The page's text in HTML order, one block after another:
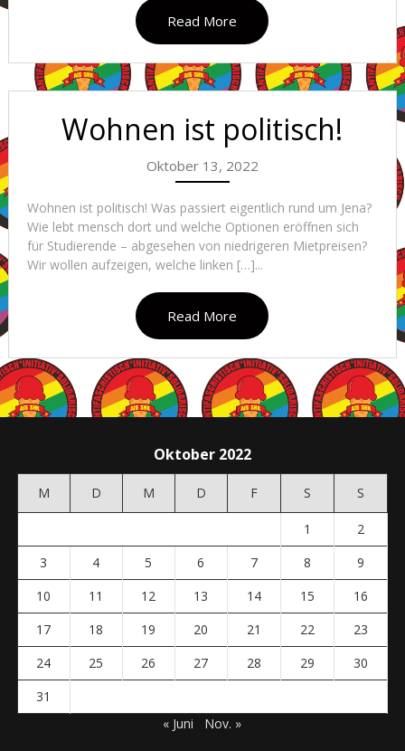
Read More
Wohnen ist politisch!
Oktober 13, 2022
Wohnen ist politisch! Was passiert eigentlich rund um Jena?
Wie lebt mensch dort und welche Optionen eröffnen sich
für Studierende – abgesehen von niedrigeren Mietpreisen?
Wir wollen aufzeigen, welche linken […]...
Read More
Oktober 2022
M D M D F S S
1
2
3
4 5 6 7 8
9
10
11 12 13 14 15
16
17
18 19 20 21 22
23
24
25 26 27 28 29
30
31
« Juni
Nov. »